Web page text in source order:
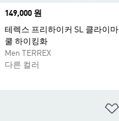
Price
149,000 원
테렉스 프리하이커 SL 클라이마
쿨 하이킹화
Men TERREX
다른 컬러